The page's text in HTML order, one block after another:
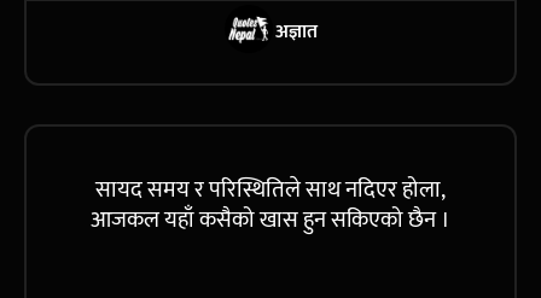
अज्ञात
सायद समय र परिस्थितिले साथ नदिएर होला,
आजकल यहाँ कसैको खास हुन सकिएको छैन ।